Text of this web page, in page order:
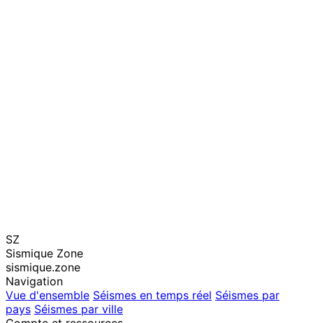
SZ
Sismique Zone
sismique.zone
Navigation
Vue d'ensemble Séismes en temps réel Séismes par
pays Séismes par ville